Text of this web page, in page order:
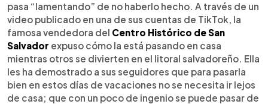
pasa “lamentando” de no haberlo hecho. A través de un
video publicado en una de sus cuentas de TikTok, la
famosa vendedora del Centro Histórico de San
Salvador expuso cómo la está pasando en casa
mientras otros se divierten en el litoral salvadoreño. Ella
les ha demostrado a sus seguidores que para pasarla
bien en estos días de vacaciones no se necesita ir lejos
de casa; que con un poco de ingenio se puede pasar de